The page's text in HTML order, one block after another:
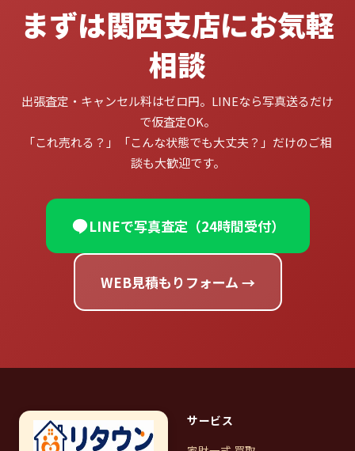
まずは関西支店にお気軽
相談
出張査定・キャンセル料はゼロ円。LINEなら写真送るだけ
で仮査定OK。
「これ売れる？」「こんな状態でも大丈夫？」だけのご相
談も大歓迎です。
LINEで写真査定（24時間受付）
WEB見積もりフォーム →
サービス